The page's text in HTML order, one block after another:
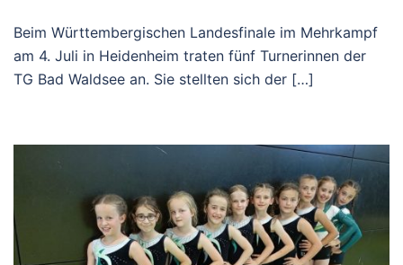
Beim Württembergischen Landesfinale im Mehrkampf
am 4. Juli in Heidenheim traten fünf Turnerinnen der
TG Bad Waldsee an. Sie stellten sich der […]